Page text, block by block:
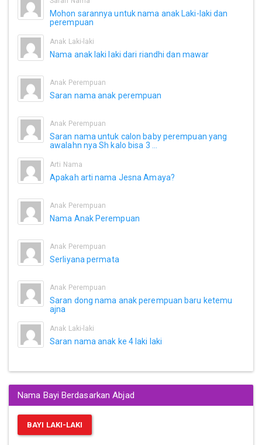
Mohon sarannya untuk nama anak Laki-laki dan
perempuan
Anak Laki-laki
Nama anak laki laki dari riandhi dan mawar
Anak Perempuan
Saran nama anak perempuan
Anak Perempuan
Saran nama untuk calon baby perempuan yang
awalahn nya Sh kalo bisa 3 ...
Arti Nama
Apakah arti nama Jesna Amaya?
Anak Perempuan
Nama Anak Perempuan
Anak Perempuan
Serliyana permata
Anak Perempuan
Saran dong nama anak perempuan baru ketemu
ajna
Anak Laki-laki
Saran nama anak ke 4 laki laki
Nama Bayi Berdasarkan Abjad
BAYI LAKI-LAKI